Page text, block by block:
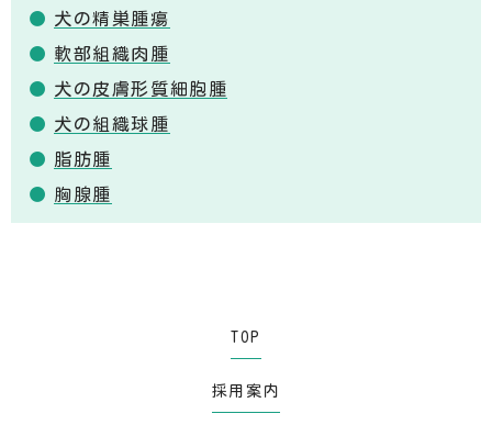
犬の精巣腫瘍
軟部組織肉腫
犬の皮膚形質細胞腫
犬の組織球腫
脂肪腫
胸腺腫
TOP
採用案内